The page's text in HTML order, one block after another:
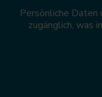
Persönliche Daten
zugänglich, was